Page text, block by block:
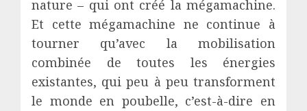
nature – qui ont créé la mégamachine.
Et cette mégamachine ne continue à
tourner qu’avec la mobilisation
combinée de toutes les énergies
existantes, qui peu à peu transforment
le monde en poubelle, c’est-à-dire en